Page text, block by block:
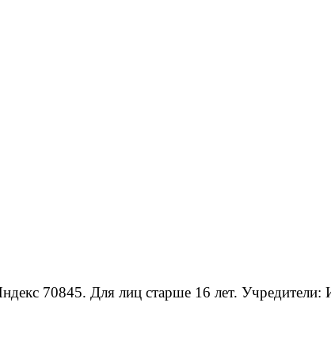
70845. Для лиц старше 16 лет. Учредители: